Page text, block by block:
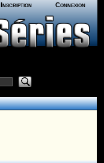
Inscription Connexion